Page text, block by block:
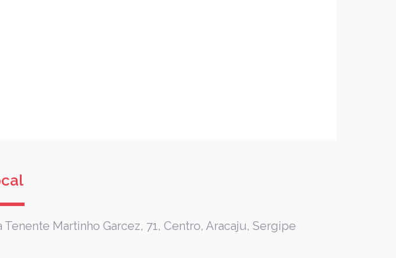
Martinho Garcez, 71, Centro, Aracaju, Sergipe